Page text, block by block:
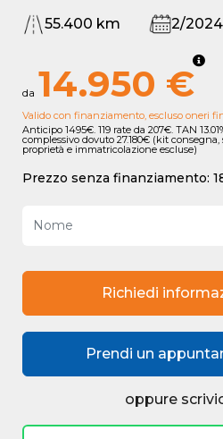
55.400 km 2/2024
da 14.950 €
Valido con finanziamento, escluso oneri
Anticipo 1495€. 119 rate da 207€. TAN
complessivo dovuto 27.180€ (kit consegna,
proprietà e immatricolazione escluse)
Prezzo senza finanziamento:
Richiedi
Prendi un
oppure